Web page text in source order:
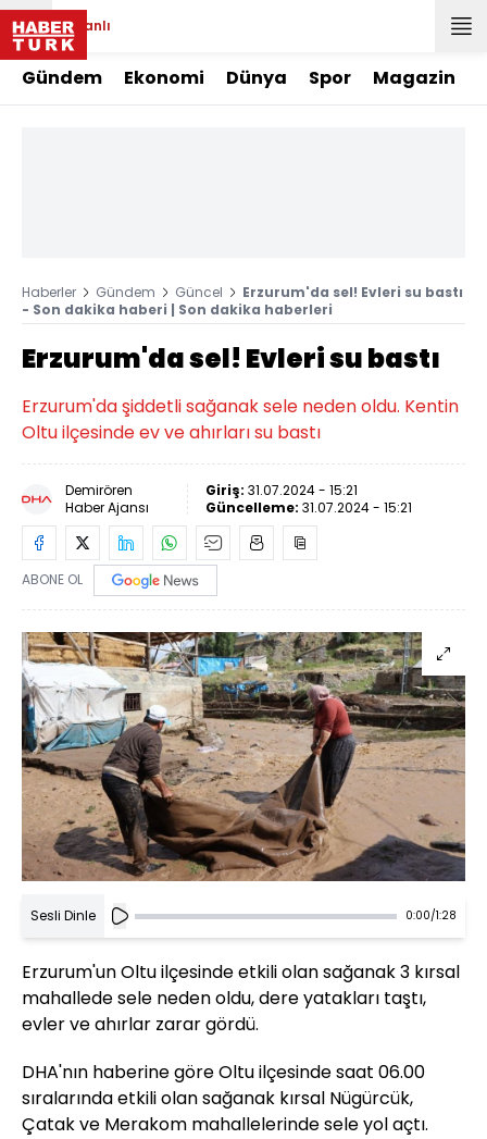
Canlı
Gündem Ekonomi Dünya Spor Magazin
Haberler Gündem Güncel
Erzurum'da sel! Evleri su bastı
- Son dakika haberi | Son dakika haberleri
Erzurum'da sel! Evleri su bastı
Erzurum'da şiddetli sağanak sele neden oldu. Kentin
Oltu ilçesinde ev ve ahırları su bastı
Demirören
Haber Ajansı
Giriş: 31.07.2024 - 15:21
Güncelleme: 31.07.2024 - 15:21
ABONE OL
Sesli Dinle 0:00/1:28
Erzurum'un Oltu ilçesinde etkili olan sağanak 3 kırsal
mahallede sele neden oldu, dere yatakları taştı,
evler ve ahırlar zarar gördü.
DHA'nın haberine göre Oltu ilçesinde saat 06.00
sıralarında etkili olan sağanak kırsal Nügürcük,
Çatak ve Merakom mahallelerinde sele yol açtı.